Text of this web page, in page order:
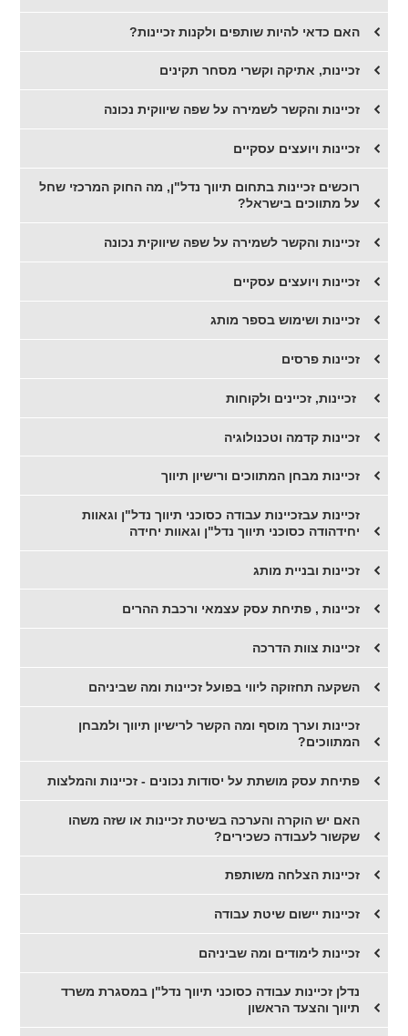
​האם כדאי להיות שותפים ולקנות זכיינות?
זכיינות, אתיקה וקשרי מסחר תקינים
זכיינות והקשר לשמירה על שפה שיווקית נכונה
​זכיינות ויועצים עסקיים
​רוכשים זכיינות בתחום תיווך נדל"ן, מה החוק המרכזי שחל
על מתווכים בישראל?
​זכיינות והקשר לשמירה על שפה שיווקית נכונה
זכיינות ויועצים עסקיים
זכיינות ושימוש בספר מותג
זכיינות פרסים
​ זכיינות, זכיינים ולקוחות
​זכיינות קדמה וטכנולוגיה
זכיינות מבחן המתווכים ורישיון תיווך
זכיינות עבזכיינות עבודה כסוכני תיווך נדל"ן וגאוות
יחידהודה כסוכני תיווך נדל"ן וגאוות יחידה
זכיינות ובניית מותג
זכיינות , פתיחת עסק עצמאי ורכבת ההרים
זכיינות צוות הדרכה
השקעה תחזוקה ליווי בפועל זכיינות ומה שביניהם
זכיינות וערך מוסף ומה הקשר לרישיון תיווך ולמבחן
המתווכים?
פתיחת עסק מושתת על יסודות נכונים - זכיינות והמלצות
האם יש הוקרה והערכה בשיטת זכיינות או שזה משהו
שקשור לעבודה כשכירים?
זכיינות הצלחה משותפת
זכיינות יישום שיטת עבודה
זכיינות לימודים ומה שביניהם
נדלן זכיינות עבודה כסוכני תיווך נדל"ן במסגרת משרד
תיווך והצעד הראשון